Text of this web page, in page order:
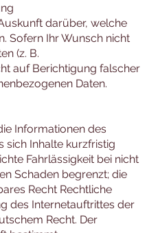
darüber, welche
Sofern Ihr Wunsch nicht
(z. B.
auf Berichtigung falscher
Daten.
Informationen des
sich Inhalte kurzfristig
Fahrlässigkeit bei nicht
Schaden begrenzt; die
Recht Rechtliche
des Internetauftrittes der
Recht. Der